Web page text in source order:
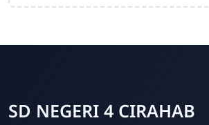
SD NEGERI 4 CIRAHAB